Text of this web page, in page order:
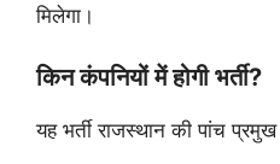
मिलेगा।
किन कंपनियों में होगी भर्ती?
यह भर्ती राजस्थान की पांच